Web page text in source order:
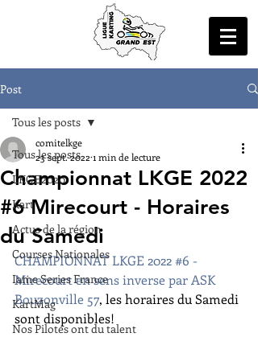
Post
Tous les posts
LKGE2020
Kart
Actus de la région
Courses Nationales
Iame Series France
KartMag
Nos Pilotes ont du talent
Tous les posts
Championnat LKGE 2022
#6 Mirecourt - Horaires
du Samedi
comitelkge
23 sept. 2022 1 min de lecture
CHAMPIONNAT LKGE 2022 #6 -
Mirecourt en sens inverse par ASK
Bouzonville 57, les horaires du Samedi
sont disponibles!